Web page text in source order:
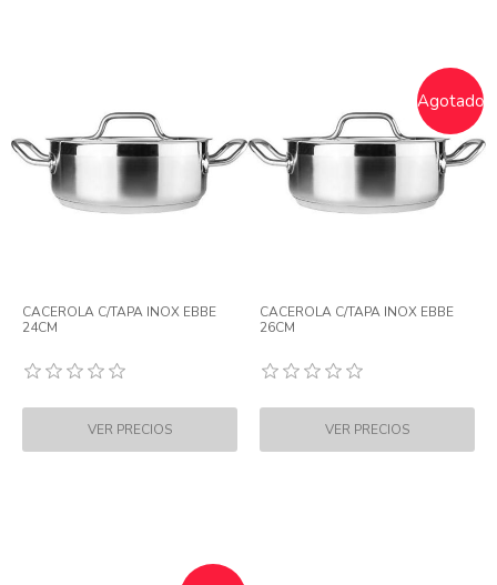
CACEROLA C/TAPA INOX EBBE
24CM
Agotado
CACEROLA C/TAPA INOX EBBE
26CM